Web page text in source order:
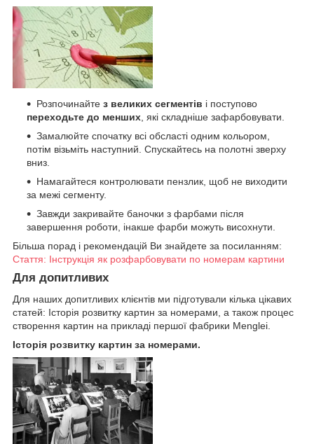
Розпочинайте з великих сегментів і поступово
переходьте до менших , які складніше зафарбовувати.
Замалюйте спочатку всі обсласті одним кольором,
потім візьміть наступний. Спускайтесь на полотні зверху
вниз.
Намагайтеся контролювати пензлик, щоб не виходити
за межі сегменту.
Завжди закривайте баночки з фарбами після
завершення роботи, інакше фарби можуть висохнути.
Більша порад і рекомендацій Ви знайдете за посиланням:
Стаття: Інструкція як розфарбовувати по номерам картини
Для допитливих
Для наших допитливих клієнтів ми підготували кілька цікавих
статей: Історія розвитку картин за номерами, а також процес
створення картин на прикладі першої фабрики Menglei.
Історія розвитку картин за номерами.